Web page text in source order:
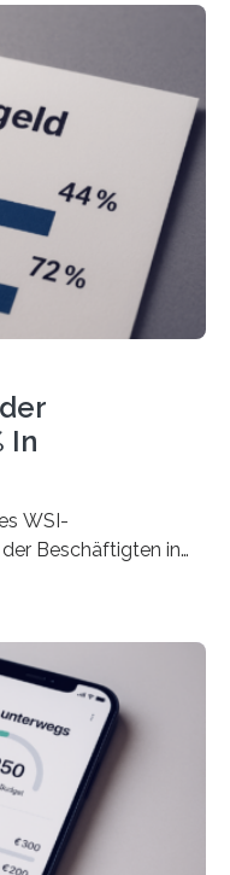
nur die Gründungen
an der Spitze. In
Personen in eine
folgten die
Betrachtet man
– die Anzahl
In
WSI-
Beschäftigten in
Anteil mit 72 Prozent
geworden. Für
zumeist im Juni oder
Faktor, um
leisten zu
noch nicht
in der